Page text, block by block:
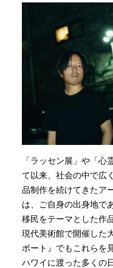
「ラッセン展」や「
て以来、社会の中で広
品制作を続けてきたア
は、ご自身の出身地で
移民をテーマとした作
現代美術館で開催した
ポート』でもこれらを
ハワイに渡った多くの